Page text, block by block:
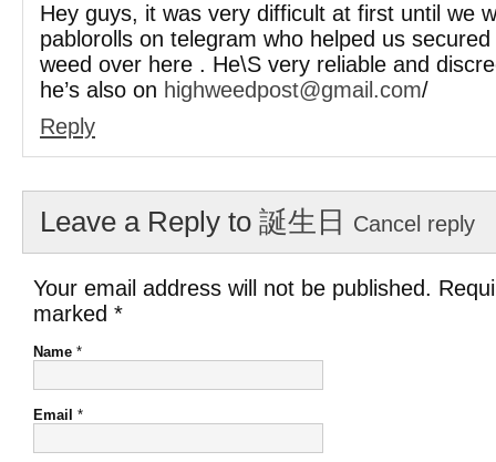
Hey guys, it was very difficult at first until we
pablorolls on telegram who helped us
weed over here . He\S very reliable and
he’s also on highweedpost@gmail.com/
Reply
Leave a Reply to 誕生日 Cancel reply
Your email address will not be published.
marked *
Name *
Email *